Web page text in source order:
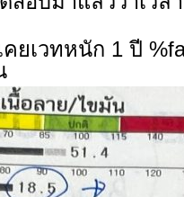
คยเวทหนัก 1 ปี